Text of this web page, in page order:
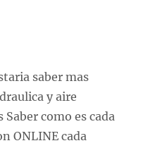
saber mas
y aire
como es cada
ONLINE cada